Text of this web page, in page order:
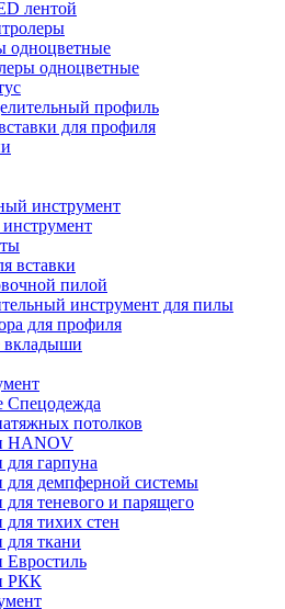
лентой
одноцветные
одноцветные
профиль
для профиля
инструмент
вставки
пилой
инструмент для пилы
для профиля
вкладыши
потолков
HANOV
гарпуна
демпферной системы
теневого и парящего
тихих стен
ткани
РКК